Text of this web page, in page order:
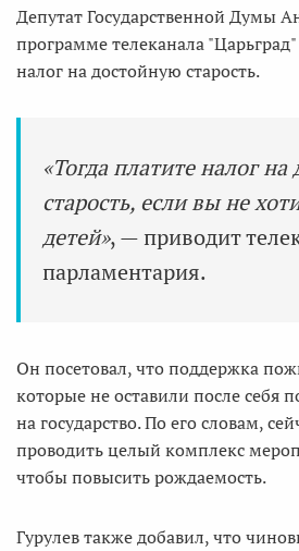
Депутат Государственной Думы
программе телеканала
налог на достойную старость.
«Тогда платите налог
старость, если вы не
детей», — приводит
парламентария.
Он посетовал, что поддержка
которые не оставили после себя
на государство. По его словам,
проводить целый комплекс
чтобы повысить рождаемость.
Гурулев также добавил, что